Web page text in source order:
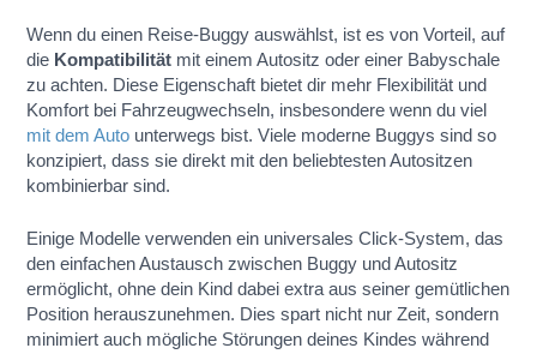
Wenn du einen Reise-Buggy auswählst, ist es von Vorteil, auf
die Kompatibilität mit einem Autositz oder einer Babyschale
zu achten. Diese Eigenschaft bietet dir mehr Flexibilität und
Komfort bei Fahrzeugwechseln, insbesondere wenn du viel
mit dem Auto unterwegs bist. Viele moderne Buggys sind so
konzipiert, dass sie direkt mit den beliebtesten Autositzen
kombinierbar sind.
Einige Modelle verwenden ein universales Click-System, das
den einfachen Austausch zwischen Buggy und Autositz
ermöglicht, ohne dein Kind dabei extra aus seiner gemütlichen
Position herauszunehmen. Dies spart nicht nur Zeit, sondern
minimiert auch mögliche Störungen deines Kindes während